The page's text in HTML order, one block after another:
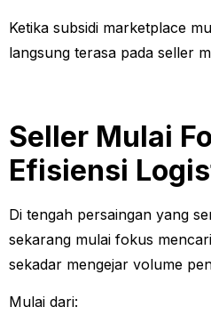
Ketika subsidi marketplace
langsung terasa pada seller
Seller Mulai
Efisiensi
Di tengah persaingan yang
sekarang mulai fokus
sekadar mengejar volume
Mulai dari: